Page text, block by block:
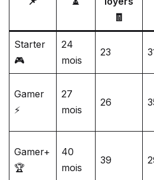
🧾
Starter
🎮
24
mois
23
Gamer
⚡
27
mois
26
Gamer+
🏆
40
mois
39